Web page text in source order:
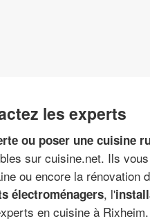
les experts
ou poser une cuisine
sur cuisine.net. Ils
ou encore la
électroménagers, l'
en cuisine à Rixheim.